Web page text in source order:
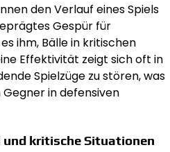
den Verlauf eines Spiels
Gespür für
ihm, Bälle in kritischen
Effektivität zeigt sich oft in
Spielzüge zu stören, was
in defensiven
kritische Situationen